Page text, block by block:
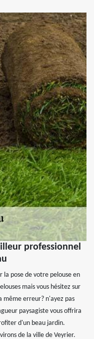
professionnel
la pose de votre pelouse en
mais vous hésitez sur
même erreur? n'ayez pas
paysagiste vous offrira
d'un beau jardin.
de la ville de Veyrier.